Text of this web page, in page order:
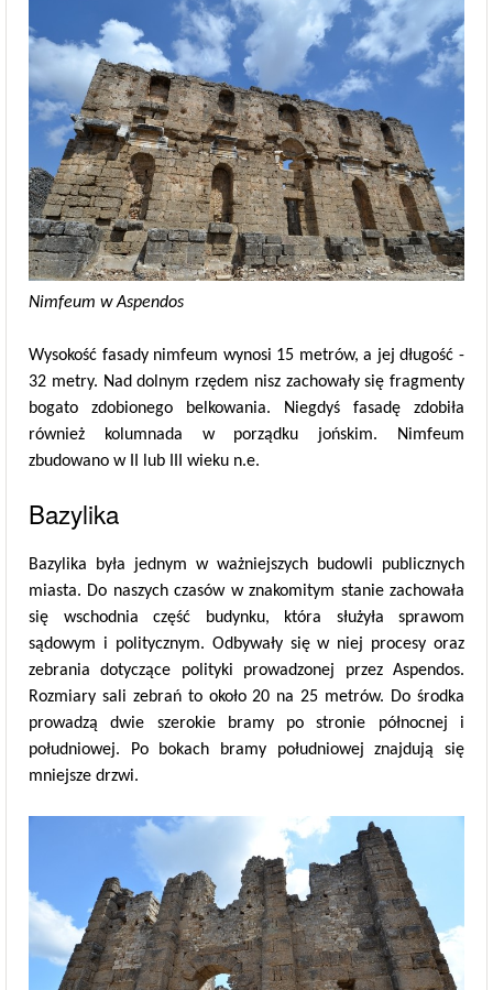
Nimfeum w Aspendos
Wysokość fasady nimfeum wynosi 15 metrów, a jej długość -
32 metry. Nad dolnym rzędem nisz zachowały się fragmenty
bogato zdobionego belkowania. Niegdyś fasadę zdobiła
również kolumnada w porządku jońskim. Nimfeum
zbudowano w II lub III wieku n.e.
Bazylika
Bazylika była jednym w ważniejszych budowli publicznych
miasta. Do naszych czasów w znakomitym stanie zachowała
się wschodnia część budynku, która służyła sprawom
sądowym i politycznym. Odbywały się w niej procesy oraz
zebrania dotyczące polityki prowadzonej przez Aspendos.
Rozmiary sali zebrań to około 20 na 25 metrów. Do środka
prowadzą dwie szerokie bramy po stronie północnej i
południowej. Po bokach bramy południowej znajdują się
mniejsze drzwi.